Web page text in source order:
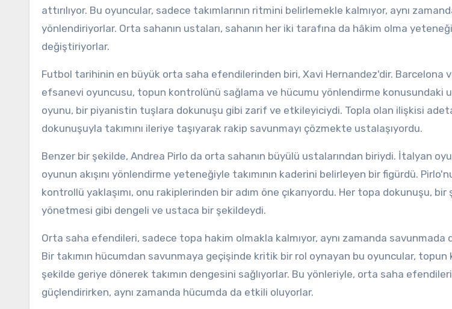
attırılıyor. Bu oyuncular, sadece takımlarının ritmini belirlemekle kalmıyor, aynı
yönlendiriyorlar. Orta sahanın ustaları, sahanın her iki tarafına da hâkim olma
değiştiriyorlar.
Futbol tarihinin en büyük orta saha efendilerinden biri, Xavi Hernandez'dir. Barcelona
efsanevi oyuncusu, topun kontrolünü sağlama ve hücumu yönlendirme konusundaki
oyunu, bir piyanistin tuşlara dokunuşu gibi zarif ve etkileyiciydi. Topla olan ilişkisi
dokunuşuyla takımını ileriye taşıyarak rakip savunmayı çözmekte ustalaşıyordu.
Benzer bir şekilde, Andrea Pirlo da orta sahanın büyülü ustalarından biriydi. İtalyan
oyunun akışını yönlendirme yeteneğiyle takımının kaderini belirleyen bir figürdü.
kontrollü yaklaşımı, onu rakiplerinden bir adım öne çıkarıyordu. Her topa dokunuşu, bir
yönetmesi gibi dengeli ve ustaca bir şekildeydi.
Orta saha efendileri, sadece topa hakim olmakla kalmıyor, aynı zamanda savunmada
Bir takımın hücumdan savunmaya geçişinde kritik bir rol oynayan bu oyuncular, topun
şekilde geriye dönerek takımın dengesini sağlıyorlar. Bu yönleriyle, orta saha efendileri
güçlendirirken, aynı zamanda hücumda da etkili oluyorlar.